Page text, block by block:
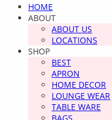
HOME
ABOUT
ABOUT US
LOCATIONS
SHOP
BEST
APRON
HOME DECOR
LOUNGE WEAR
TABLE WARE